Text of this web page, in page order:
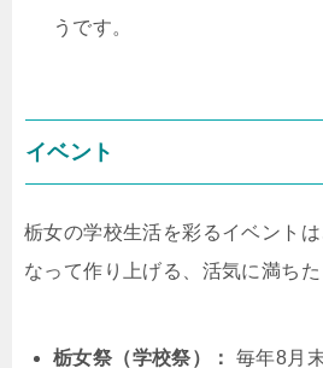
うです。
イベント
栃女の学校生活を彩るイベント
なって作り上げる、活気に満ちた
栃女祭（学校祭）： 毎年8月